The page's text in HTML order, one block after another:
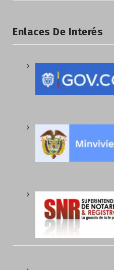
Enlaces De Interés